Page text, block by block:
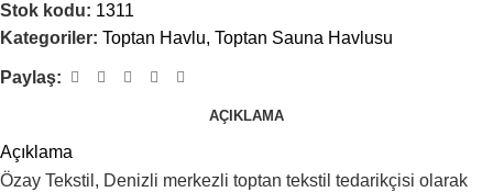
Stok kodu: 1311
Kategoriler: Toptan Havlu, Toptan Sauna Havlusu
Paylaş:
AÇIKLAMA
Açıklama
Özay Tekstil, Denizli merkezli toptan tekstil tedarikçisi olarak